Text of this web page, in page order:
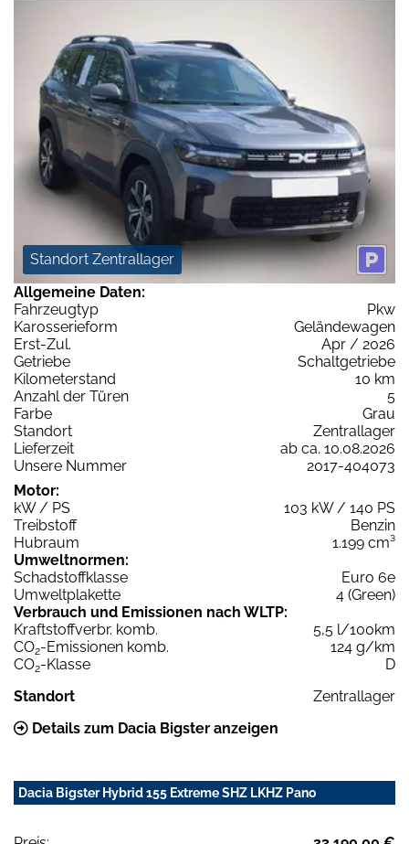
Standort Zentrallager
Allgemeine Daten:
Fahrzeugtyp
Pkw
Karosserieform
Geländewagen
Erst-Zul.
Apr / 2026
Getriebe
Schaltgetriebe
Kilometerstand
10 km
Anzahl der Türen
5
Farbe
Grau
Standort
Zentrallager
Lieferzeit
ab ca. 10.08.2026
Unsere Nummer
2017-404073
Motor:
kW / PS
103 kW / 140 PS
Treibstoff
Benzin
Hubraum
1.199 cm³
Umweltnormen:
Schadstoffklasse
Euro 6e
Umweltplakette
4 (Green)
Verbrauch und Emissionen nach WLTP:
Kraftstoffverbr. komb.
5,5 l/100km
CO2-Emissionen komb.
124 g/km
CO2-Klasse
D
Standort
Zentrallager
Details zum Dacia Bigster anzeigen
Dacia Bigster Hybrid 155 Extreme SHZ LKHZ Pano